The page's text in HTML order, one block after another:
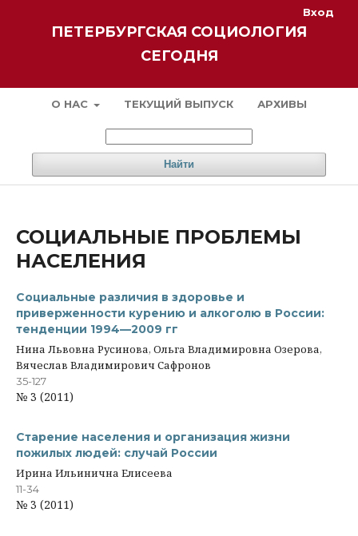
ПЕТЕРБУРГСКАЯ СОЦИОЛОГИЯ
СЕГОДНЯ
О НАС ТЕКУЩИЙ ВЫПУСК АРХИВЫ
Найти
Вход
СОЦИАЛЬНЫЕ ПРОБЛЕМЫ
НАСЕЛЕНИЯ
Социальные различия в здоровье и
приверженности курению и алкоголю в России:
тенденции 1994—2009 гг
Нина Львовна Русинова, Ольга Владимировна Озерова,
Вячеслав Владимирович Сафронов
35-127
№ 3 (2011)
Старение населения и организация жизни
пожилых людей: случай России
Ирина Ильинична Елисеева
11-34
№ 3 (2011)